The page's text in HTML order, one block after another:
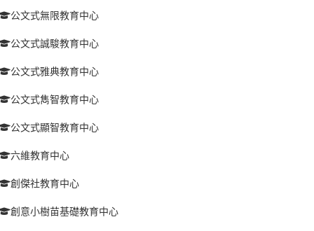
公文式無限教育中心
公文式誠駿教育中心
公文式雅典教育中心
公文式雋智教育中心
公文式顯智教育中心
六維教育中心
創傑社教育中心
創意小樹苗基礎教育中心